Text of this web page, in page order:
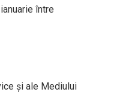
între
şi ale Mediului